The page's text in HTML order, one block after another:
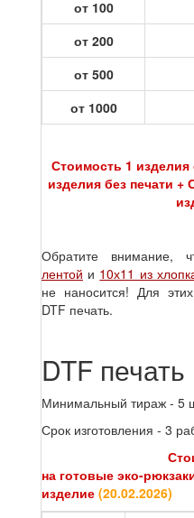
от 100
от 200
от 500
от 1000
Стоимость 1
изделия без печати +
Обратите внимание,
лентой и 10х11 из
не наносится! Для
DTF печать.
DTF печать
Минимальный тираж - 5
Срок изготовления - 3
Стоимость
на готовые эко-
изделие (20.02.2026)